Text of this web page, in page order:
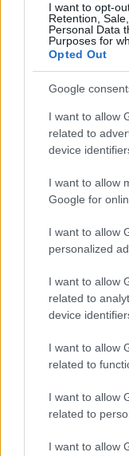
I want to opt-
Retention,
Personal Data
Purposes for
Opted Out
Google
I want to allow
related to
device
I want to allow
Google for
I want to allow
personalized
I want to allow
related to
device
I want to allow
related to
I want to allow
related to
I want to allow
organizacij,
izpolnjevanja
boljša kvaliteta
tekmovanja
stroškov, s tem
odpadkov, katerih
manjšimi stroški,
okoljih in podobno.
transparentnost
Glede stroškov
zahteva
način.Prav tako
uravnavati glede
uporabljivost ali
preglednosti